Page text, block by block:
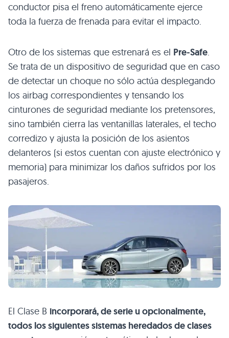
conductor pisa el freno automáticamente ejerce
toda la fuerza de frenada para evitar el impacto.
Otro de los sistemas que estrenará es el Pre-Safe.
Se trata de un dispositivo de seguridad que en caso
de detectar un choque no sólo actúa desplegando
los airbag correspondientes y tensando los
cinturones de seguridad mediante los pretensores,
sino también cierra las ventanillas laterales, el techo
corredizo y ajusta la posición de los asientos
delanteros (si estos cuentan con ajuste electrónico y
memoria) para minimizar los daños sufridos por los
pasajeros.
El Clase B incorporará, de serie u opcionalmente,
todos los siguientes sistemas heredados de clases